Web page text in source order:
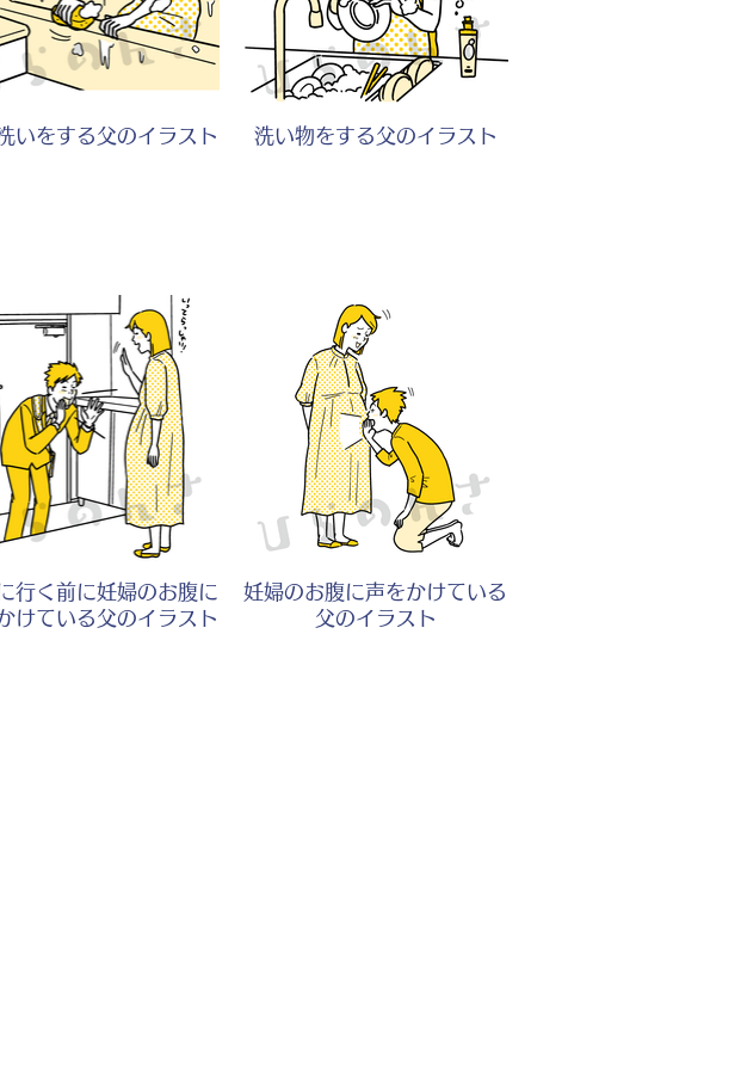
いをする父のイラスト 洗い物をする父のイラスト
行く前に妊婦のお腹に
けている父のイラスト
妊婦のお腹に声をかけている
父のイラスト